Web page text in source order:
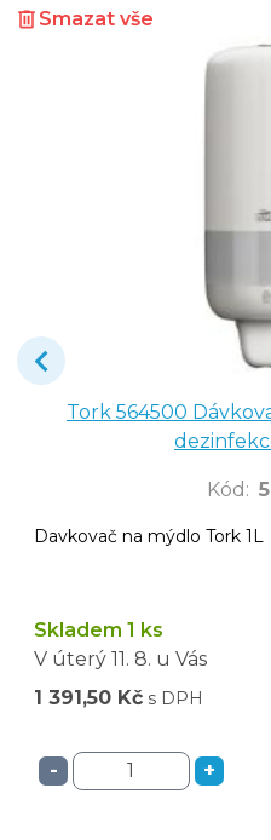
Smazat vše
Tork 564500
Kód :
Davkovač na mýdlo Tork 1L
Skladem 1 ks
V úterý 11. 8. u Vás
1 391,50 Kč s DPH
- +